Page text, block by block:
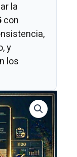
la
con
y
los